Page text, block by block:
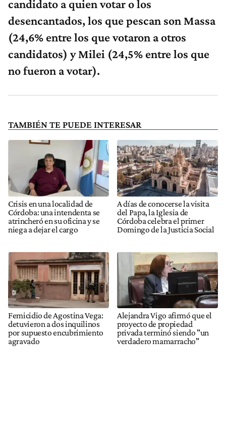
candidato a quien votar o los
desencantados, los que pescan son Massa
(24,6% entre los que votaron a otros
candidatos) y Milei (24,5% entre los que
no fueron a votar).
TAMBIÉN TE PUEDE INTERESAR
Crisis en una localidad de
Córdoba: una intendenta se
atrincheró en su oficina y se
niega a dejar el cargo
A días de conocerse la visita
del Papa, la Iglesia de
Córdoba celebra el primer
Domingo de la Justicia Social
Femicidio de Agostina Vega:
detuvieron a dos inquilinos
por supuesto encubrimiento
agravado
Alejandra Vigo afirmó que el
proyecto de propiedad
privada terminó siendo "un
verdadero mamarracho"